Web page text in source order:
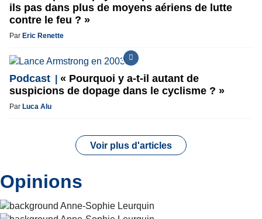
ils pas dans plus de moyens aériens de lutte
contre le feu ? »
Par Eric Renette
Podcast
« Pourquoi y a-t-il autant de
suspicions de dopage dans le cyclisme ? »
Par Luca Alu
Voir plus d'articles
Opinions